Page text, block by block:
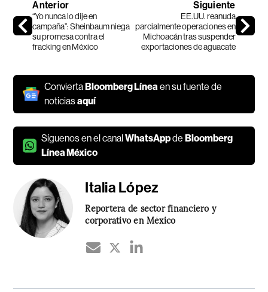
Anterior
“Yo nunca lo dije en
campaña”: Sheinbaum niega
su promesa contra el
fracking en México
Siguiente
EE.UU. reanuda
parcialmente operaciones en
Michoacán tras suspender
exportaciones de aguacate
ConviertaBloomberg Líneaen su fuente de
noticiasaquí
Síguenos en el canalWhatsAppdeBloomberg
Línea México
Italia López
Reportera de sector financiero y
corporativo en México